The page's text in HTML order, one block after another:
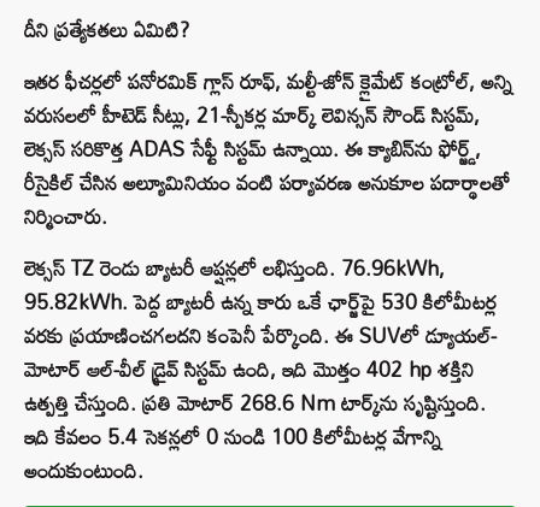
దీని ప్రత్యేకతలు ఏమిటి?
ఇతర ఫీచర్లలో పనోరమిక్ గ్లాస్ రూఫ్, మల్టీ-జోన్ క్లైమేట్ కంట్రోల్, అన్ని
వరుసలలో హీటెడ్ సీట్లు, 21-స్పీకర్ల మార్క్ లెవిన్సన్ సౌండ్ సిస్టమ్,
లెక్సస్ సరికొత్త ADAS సేఫ్టీ సిస్టమ్ ఉన్నాయి. ఈ క్యాబిన్‌ను ఫోర్జ్డ్,
రీసైకిల్ చేసిన అల్యూమినియం వంటి పర్యావరణ అనుకూల పదార్థాలతో
నిర్మించారు.
లెక్సస్ TZ రెండు బ్యాటరీ ఆప్షన్లలో లభిస్తుంది. 76.96kWh,
95.82kWh. పెద్ద బ్యాటరీ ఉన్న కారు ఒకే ఛార్జ్‌పై 530 కిలోమీటర్ల
వరకు ప్రయాణించగలదని కంపెనీ పేర్కొంది. ఈ SUVలో డ్యూయల్-
మోటార్ ఆల్-వీల్ డ్రైవ్ సిస్టమ్ ఉంది, ఇది మొత్తం 402 ​​hp శక్తిని
ఉత్పత్తి చేస్తుంది. ప్రతి మోటార్ 268.6 Nm టార్క్‌ను సృష్టిస్తుంది.
ఇది కేవలం 5.4 సెకన్లలో 0 నుండి 100 కిలోమీటర్ల వేగాన్ని
అందుకుంటుంది.